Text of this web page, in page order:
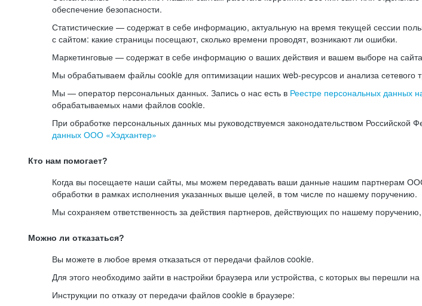
обеспечение безопасности.
Статистические — содержат в себе информацию, актуальную на время текущей сессии
с сайтом: какие страницы посещают, сколько времени проводят, возникают ли ошибки.
Маркетинговые — содержат в себе информацию о ваших действия и вашем выборе на
Мы обрабатываем файлы cookie для оптимизации наших web-ресурсов и анализа сетевого
Мы — оператор персональных данных. Запись о нас есть в Реестре персональных данных
обрабатываемых нами файлов cookie.
При обработке персональных данных мы руководствуемся законодательством Российской
данных ООО «Хэдхантер»
Кто нам помогает?
Когда вы посещаете наши сайты, мы можем передавать ваши данные нашим
обработки в рамках исполнения указанных выше целей, в том числе по нашему поручению.
Мы сохраняем ответственность за действия партнеров, действующих по нашему
Можно ли отказаться?
Вы можете в любое время отказаться от передачи файлов cookie.
Для этого необходимо зайти в настройки браузера или устройства, с которых вы перешли
Инструкции по отказу от передачи файлов cookie в браузере: